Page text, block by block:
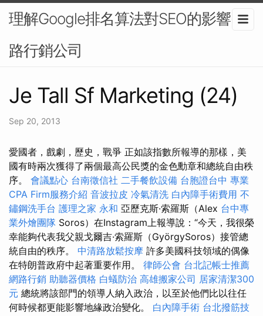
理解Google排名算法對SEO的影響-網
路行銷公司
Je Tall Sf Marketing (24)
Sep 20, 2013
愛國者，戲劇，歷史，戰爭 正如該指數所報導的那樣，美
國有時兩次獲得了兩個最高公民獎的金色勳章和總統自由秩
序。 會議點心 台南徵信社 二手餐飲設備 台胞證台中 專業
CPA Firm服務介紹 音波拉皮 冷氣清洗 白內障手術費用 不
鏽鋼洗手台 護理之家 永和 亞歷克斯·索羅斯（Alex 台中專
業外燴團隊 Soros）在Instagram上報導說：“今天，我很榮
幸能夠代表我父親戈爾吉·索羅斯（GyörgySoros）接管總
統自由的秩序。 中清路放鬆按摩 許多美國科技領域的偶像
在特朗普政府中起著重要作用。 律師公會 台北記帳士推薦
網路行銷 助聽器價格 白蟻防治 高雄搬家公司 居家清潔300
元 總統將該部門的領導人納入政治，以至於他們比以往任
何時候都更能影響地緣政治變化。 白內障手術 台北撥筋技